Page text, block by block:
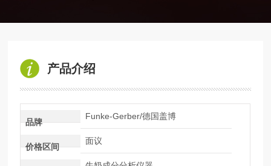
产品介绍
品牌
Funke-Gerber/德国盖博
价格区间
面议